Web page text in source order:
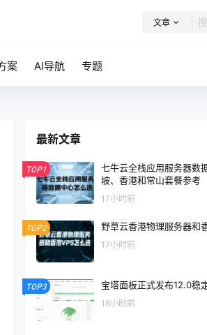
文章
案 AI导航 专题
最新文章
TOP1
七牛云全栈应用服务器数
坡、香港和常山套餐参考
17小时前
TOP2 野草云香港物理服务器和
17小时前
TOP3 宝塔面板正式发布12.0稳
18小时前